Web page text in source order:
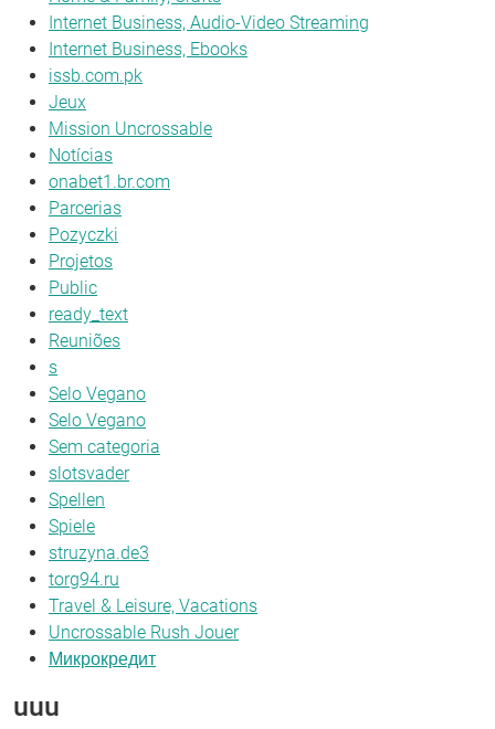
Internet Business, Audio-Video Streaming
Internet Business, Ebooks
issb.com.pk
Jeux
Mission Uncrossable
Notícias
onabet1.br.com
Parcerias
Pozyczki
Projetos
Public
ready_text
Reuniões
s
Selo Vegano
Selo Vegano
Sem categoria
slotsvader
Spellen
Spiele
struzyna.de3
torg94.ru
Travel & Leisure, Vacations
Uncrossable Rush Jouer
Микрокредит
uuu